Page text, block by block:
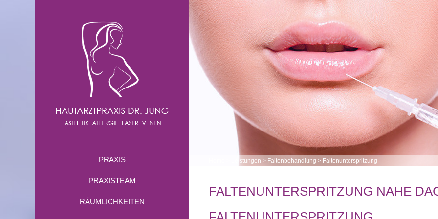
PRAXIS
PRAXISTEAM
RÄUMLICHKEITEN
Leistungen > Faltenbehandlung > Faltenunterspritzung
FALTENUNTERSPRITZUNG NAHE